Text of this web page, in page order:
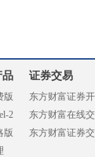
品
版
2
版
证券交易
东方财富证券
东方财富在线
东方财富证券